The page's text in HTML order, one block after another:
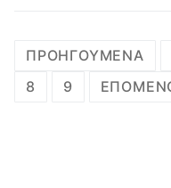
Σελιδοποίηση
άρθρων
ΠΡΟΗΓΟΎΜΕΝΑ
8
9